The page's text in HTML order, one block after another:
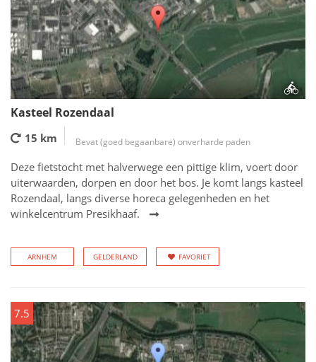
Kasteel Rozendaal
15 km Bevat (goed begaanbare) onverharde paden
Deze fietstocht met halverwege een pittige klim, voert door
uiterwaarden, dorpen en door het bos. Je komt langs kasteel
Rozendaal, langs diverse horeca gelegenheden en het
winkelcentrum Presikhaaf.
ARNHEM GELDERLAND FAVORIET
7.5